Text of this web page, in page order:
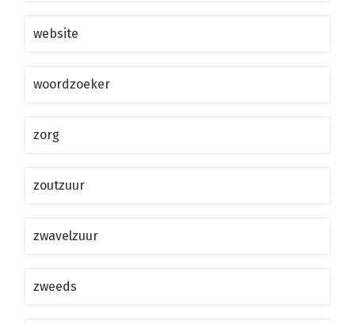
website
woordzoeker
zorg
zoutzuur
zwavelzuur
zweeds